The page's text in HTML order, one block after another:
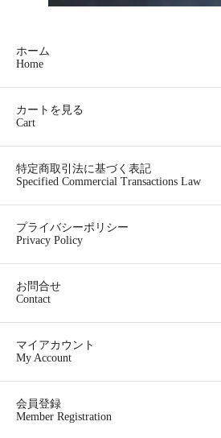
ホーム
Home
カートを見る
Cart
特定商取引法に基づく表記
Specified Commercial Transactions Law
プライバシーポリシー
Privacy Policy
お問合せ
Contact
マイアカウント
My Account
会員登録
Member Registration